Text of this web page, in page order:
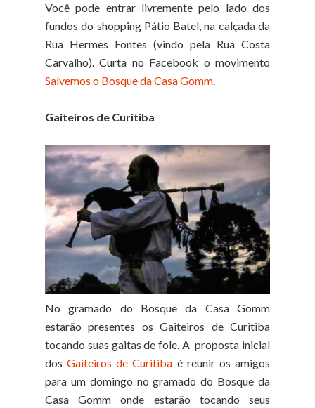
Você pode entrar livremente pelo lado dos
fundos do shopping Pátio Batel, na calçada da
Rua Hermes Fontes (vindo pela Rua Costa
Carvalho). Curta no Facebook o movimento
Salvemos o Bosque da Casa Gomm.
Gaiteiros de Curitiba
No gramado do Bosque da Casa Gomm
estarão presentes os Gaiteiros de Curitiba
tocando suas gaitas de fole. A proposta inicial
dosGaiteiros de Curitiba é reunir os amigos
para um domingo no gramado do Bosque da
Casa Gomm onde estarão tocando seus